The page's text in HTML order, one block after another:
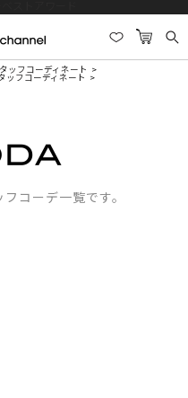
ッフコーディネート
ッフコーディネート
コーデ一覧です。